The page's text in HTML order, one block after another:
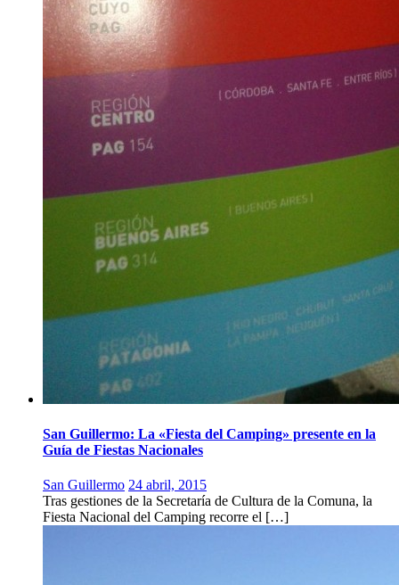
San Guillermo: La «Fiesta del Camping» presente en la
Guía de Fiestas Nacionales
San Guillermo 24 abril, 2015
Tras gestiones de la Secretaría de Cultura de la Comuna, la
Fiesta Nacional del Camping recorre el […]